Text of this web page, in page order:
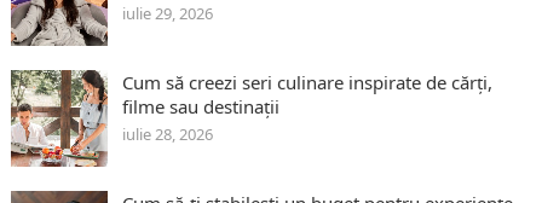
iulie 29, 2026
Cum să creezi seri culinare inspirate de cărți,
filme sau destinații
iulie 28, 2026